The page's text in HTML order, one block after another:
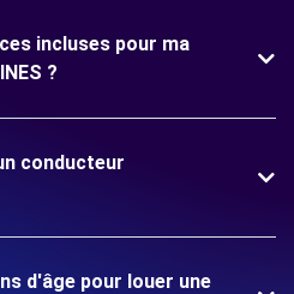
incluses pour ma
?
conducteur
d'âge pour louer une